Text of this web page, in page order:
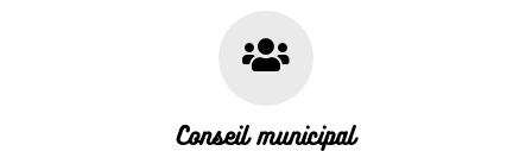
Conseil municipal